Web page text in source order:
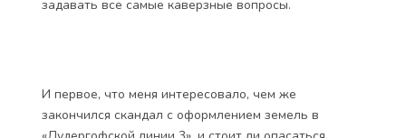
Столы сотрудников стоят так близко друг к другу,
что слышно всё, что обсуждают с другими
клиентами. Это очень неудобно. Вдобавок, мой